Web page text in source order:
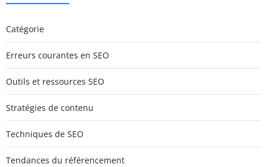
Catégorie
Erreurs courantes en SEO
Outils et ressources SEO
Stratégies de contenu
Techniques de SEO
Tendances du référencement